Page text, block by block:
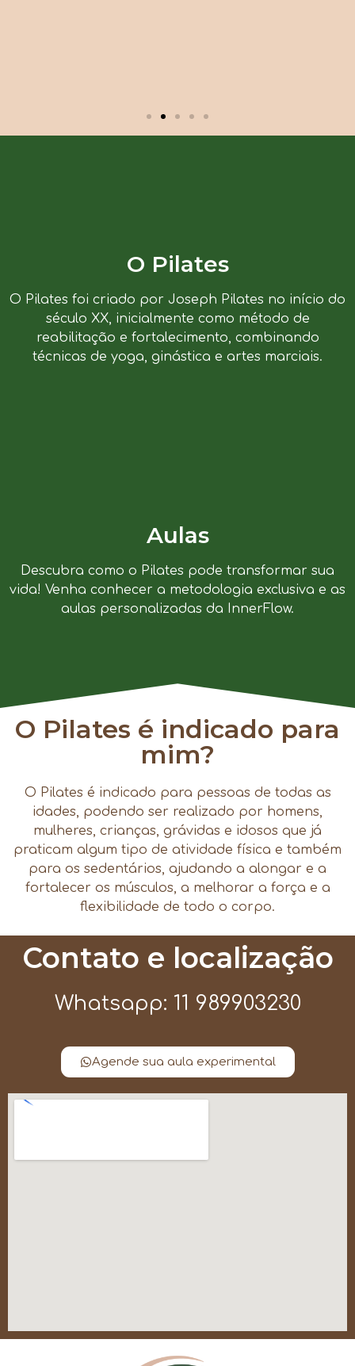
O Pilates
O Pilates foi criado por Joseph Pilates no início do
século XX, inicialmente como método de
reabilitação e fortalecimento, combinando
técnicas de yoga, ginástica e artes marciais.
Aulas
Descubra como o Pilates pode transformar sua
vida! Venha conhecer a metodologia exclusiva e as
aulas personalizadas da InnerFlow.
O Pilates é indicado para
mim?
O Pilates é indicado para pessoas de todas as
idades, podendo ser realizado por homens,
mulheres, crianças, grávidas e idosos que já
praticam algum tipo de atividade física e também
para os sedentários, ajudando a alongar e a
fortalecer os músculos, a melhorar a força e a
flexibilidade de todo o corpo.
Contato e localização
Whatsapp: 11 989903230
Agende sua aula experimental